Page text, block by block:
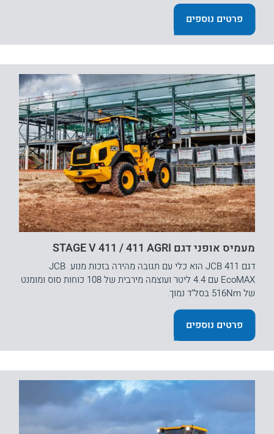
פרטים נוספים
מעמיס אופני דגם STAGE V 411 / 411 AGRI
דגם JCB 411 הוא כלי עם תגובה מהירה בזכות מנוע JCB
EcoMAX עם 4.4 ליטר ועוצמה מירבית של 108 כוחות סוס ומומנט
של 516Nm בסל"ד נמוך.
פרטים נוספים